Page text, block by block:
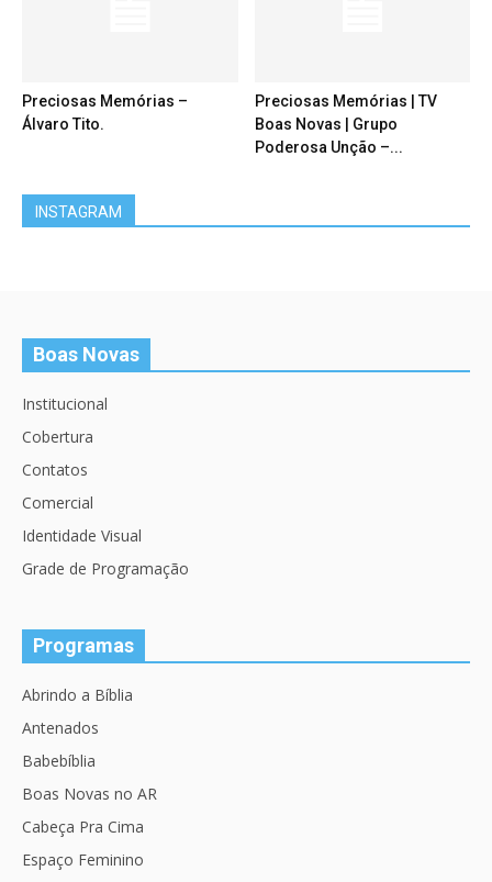
Preciosas Memórias –
Álvaro Tito.
Preciosas Memórias | TV
Boas Novas | Grupo
Poderosa Unção –...
INSTAGRAM
Boas Novas
Institucional
Cobertura
Contatos
Comercial
Identidade Visual
Grade de Programação
Programas
Abrindo a Bíblia
Antenados
Babebíblia
Boas Novas no AR
Cabeça Pra Cima
Espaço Feminino